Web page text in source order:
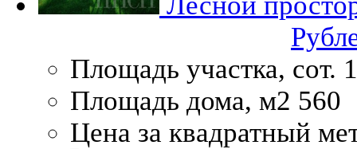
Площадь участка, сот.
Площадь дома, м2 560
Цена за квадратный